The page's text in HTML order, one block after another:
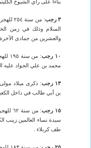
بناءاً على رأي الشيوخ
٣ رجب
: من
السلام وذلك في زمن
والعشرين من جمادى الآخرة.
١٠ رجب
: من
محمد بن علي الجواد عليه
١٣ رجب
: ذكرى ميلاد مولى
بن أبي طالب في داخل
١٥ رجب
: من
سيدة نساء العالمين زينب
طف كربلاء .